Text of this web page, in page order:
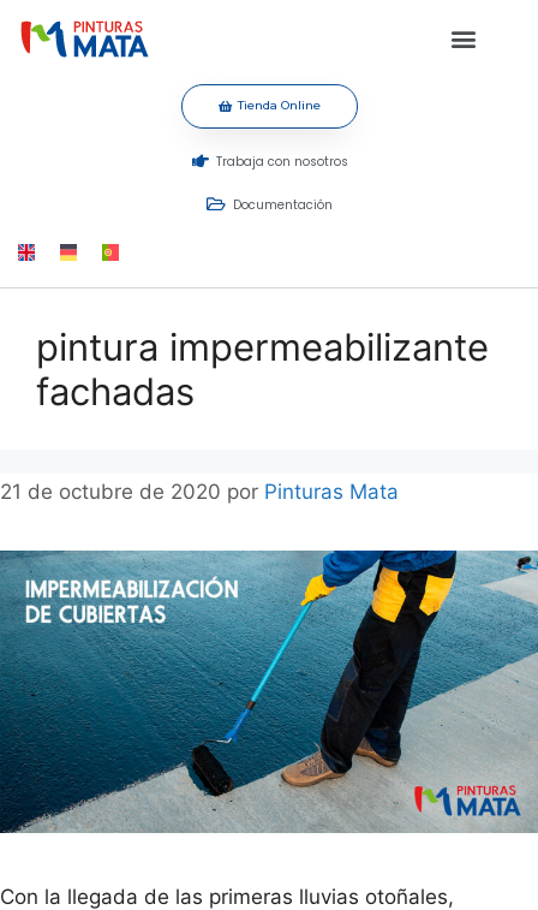
Tienda Online
Trabaja con nosotros
Documentación
pintura impermeabilizante
fachadas
21 de octubre de 2020 por Pinturas Mata
Con la llegada de las primeras lluvias otoñales,